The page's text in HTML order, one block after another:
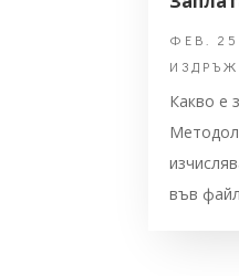
ФЕВ.
Какво е
във